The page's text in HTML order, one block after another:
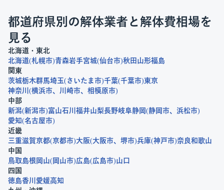
都道府県別の解体業者と解体費相場を
見る
北海道・東北
北海道 札幌市 青森岩手宮城 仙台市 秋田 山形福島
関東
茨城栃木群馬埼玉 さいたま市 千葉 千葉市 東京
神奈川
横浜市 川崎市
相模原市
中部
新潟 新潟市 富山石川 福井山梨長野岐阜静岡 静岡市
浜松市
愛知 名古屋市
近畿
三重滋賀京都 京都市 大阪 大阪市 堺市 兵庫 神戸市 奈良和歌山
中国
鳥取 島根 岡山 岡山市 広島 広島市 山口
四国
徳島香川 愛媛高知